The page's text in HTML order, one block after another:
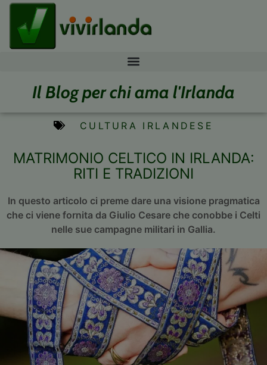
Il Blog per chi ama l'Irlanda
CULTURA IRLANDESE
MATRIMONIO CELTICO IN IRLANDA:
RITI E TRADIZIONI
In questo articolo ci preme dare una visione pragmatica
che ci viene fornita da Giulio Cesare che conobbe i Celti
nelle sue campagne militari in Gallia.